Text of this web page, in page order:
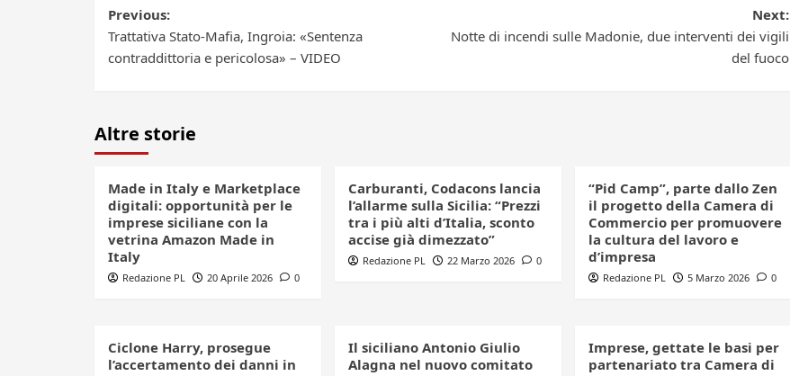
Post
navigation
Previous:
Trattativa Stato-Mafia, Ingroia: «Sentenza
contraddittoria e pericolosa» – VIDEO
Next:
Notte di incendi sulle Madonie, due interventi dei vigili
del fuoco
Altre storie
Made in Italy e Marketplace
digitali: opportunità per le
imprese siciliane con la
vetrina Amazon Made in
Italy
Redazione PL 20 Aprile 2026 0
Carburanti, Codacons lancia
l’allarme sulla Sicilia: “Prezzi
tra i più alti d’Italia, sconto
accise già dimezzato”
Redazione PL 22 Marzo 2026 0
“Pid Camp”, parte dallo Zen
il progetto della Camera di
Commercio per promuovere
la cultura del lavoro e
d’impresa
Redazione PL 5 Marzo 2026 0
Ciclone Harry, prosegue
l’accertamento dei danni in
Il siciliano Antonio Giulio
Alagna nel nuovo comitato
Imprese, gettate le basi per
partenariato tra Camera di